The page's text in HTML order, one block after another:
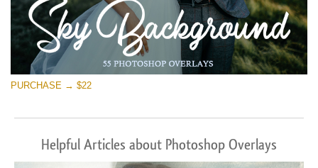
PURCHASE → $22
Helpful Articles about Photoshop Overlays